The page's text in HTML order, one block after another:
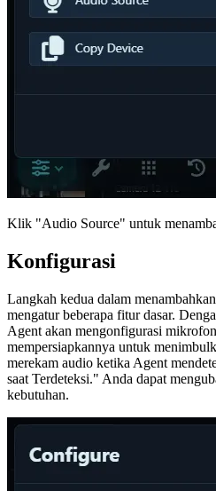
Klik "Audio Source" untuk
Konfigurasi
Langkah kedua dalam
mengatur beberapa fitur dasar.
Agent akan mengonfigurasi
mempersiapkannya untuk
merekam audio ketika Agent
saat Terdeteksi." Anda dapat
kebutuhan.